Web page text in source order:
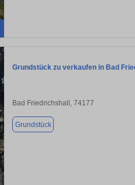
Grundstück zu verkaufen in Bad
Bad Friedrichshall, 74177
Grundstück